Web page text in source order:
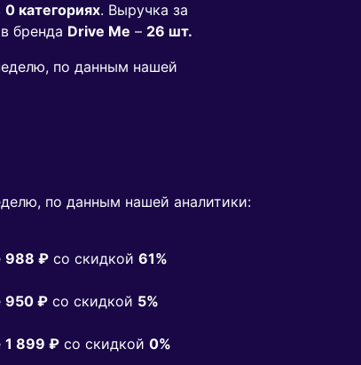
0 категориях. Выручка за
бренда Drive Me – 26 шт.
по данным нашей
по данным нашей аналитики:
988 ₽ co скидкой 61%
950 ₽ co скидкой 5%
1 899 ₽ co скидкой 0%